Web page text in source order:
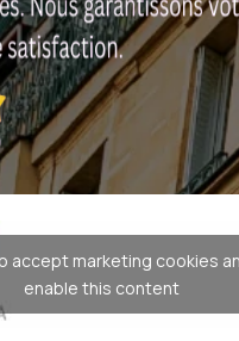
accept marketing cookies
enable this content